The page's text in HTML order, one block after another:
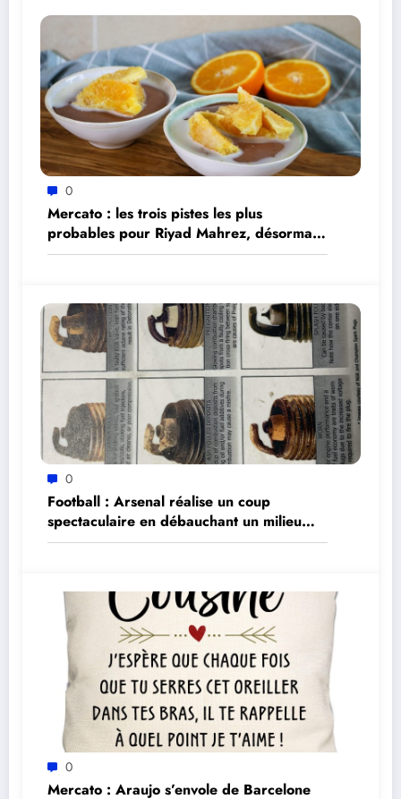
0
Mercato : les trois pistes les plus
probables pour Riyad Mahrez, désormais
libre de tout contrat
0
Football : Arsenal réalise un coup
spectaculaire en débauchant un milieu
brésilien pour 90 millions d’euros
0
Mercato : Araujo s’envole de Barcelone